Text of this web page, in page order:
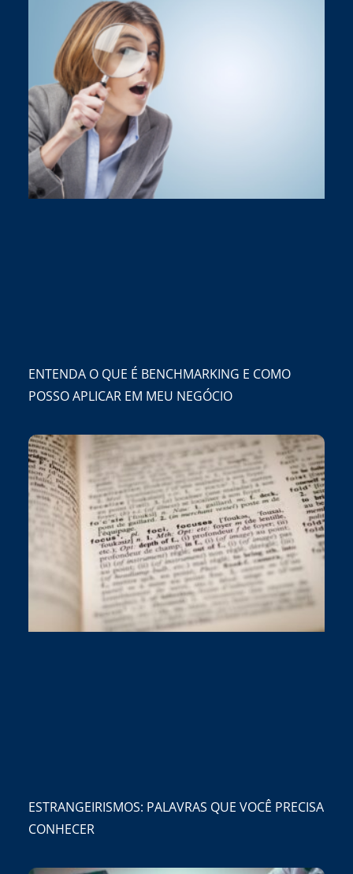
ENTENDA O QUE É BENCHMARKING E COMO
POSSO APLICAR EM MEU NEGÓCIO
ESTRANGEIRISMOS: PALAVRAS QUE VOCÊ PRECISA
CONHECER